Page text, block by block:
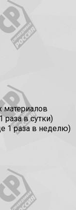
материалов
в сутки)
1 раза в неделю)